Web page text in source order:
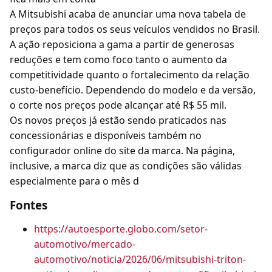
A Mitsubishi acaba de anunciar uma nova tabela de
preços para todos os seus veículos vendidos no Brasil.
A ação reposiciona a gama a partir de generosas
reduções e tem como foco tanto o aumento da
competitividade quanto o fortalecimento da relação
custo-benefício. Dependendo do modelo e da versão,
o corte nos preços pode alcançar até R$ 55 mil.
Os novos preços já estão sendo praticados nas
concessionárias e disponíveis também no
configurador online do site da marca. Na página,
inclusive, a marca diz que as condições são válidas
especialmente para o mês d
Fontes
https://autoesporte.globo.com/setor-
automotivo/mercado-
automotivo/noticia/2026/06/mitsubishi-triton-